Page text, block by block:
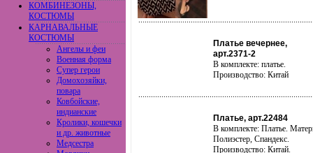
КОМБИНЕЗОНЫ,
КОСТЮМЫ
КАРНАВАЛЬНЫЕ
КОСТЮМЫ
Ангелы и феи
Военная форма
Супер герои
Домохозяйки,
повара
Ковбойские,
индианские
Кролики, кошечки
и др. животные
Медсестра
Платье вечернее,
арт.2371-2
В комплекте: платье.
Производство: Китай
Платье, арт.22484
В комплекте: Платье.
Полиэстер, Спандекс.
Производство: Китай.